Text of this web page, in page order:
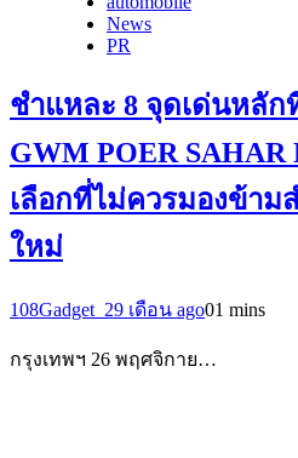
News
PR
ชำแหละ 8 จุดเด่นหลัก
GWM POER SAHAR
เลือกที่ไม่ควรมองข้าม
ใหม่
108Gadget_29 เดือน ago01 mins
กรุงเทพฯ 26 พฤศจิกาย…